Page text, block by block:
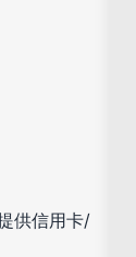
供信用卡/